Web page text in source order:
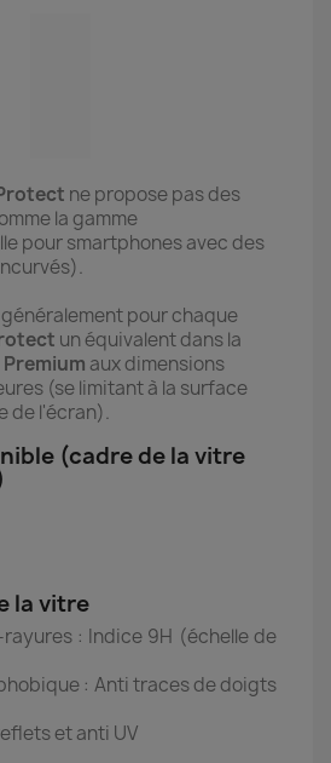
ne propose pas des
la gamme
pour smartphones avec des
pour chaque
un équivalent dans la
aux dimensions
(se limitant à la surface
de l'écran).
(cadre de la vitre
la vitre
: Indice 9H (échelle de
: Anti traces de doigts
et anti UV